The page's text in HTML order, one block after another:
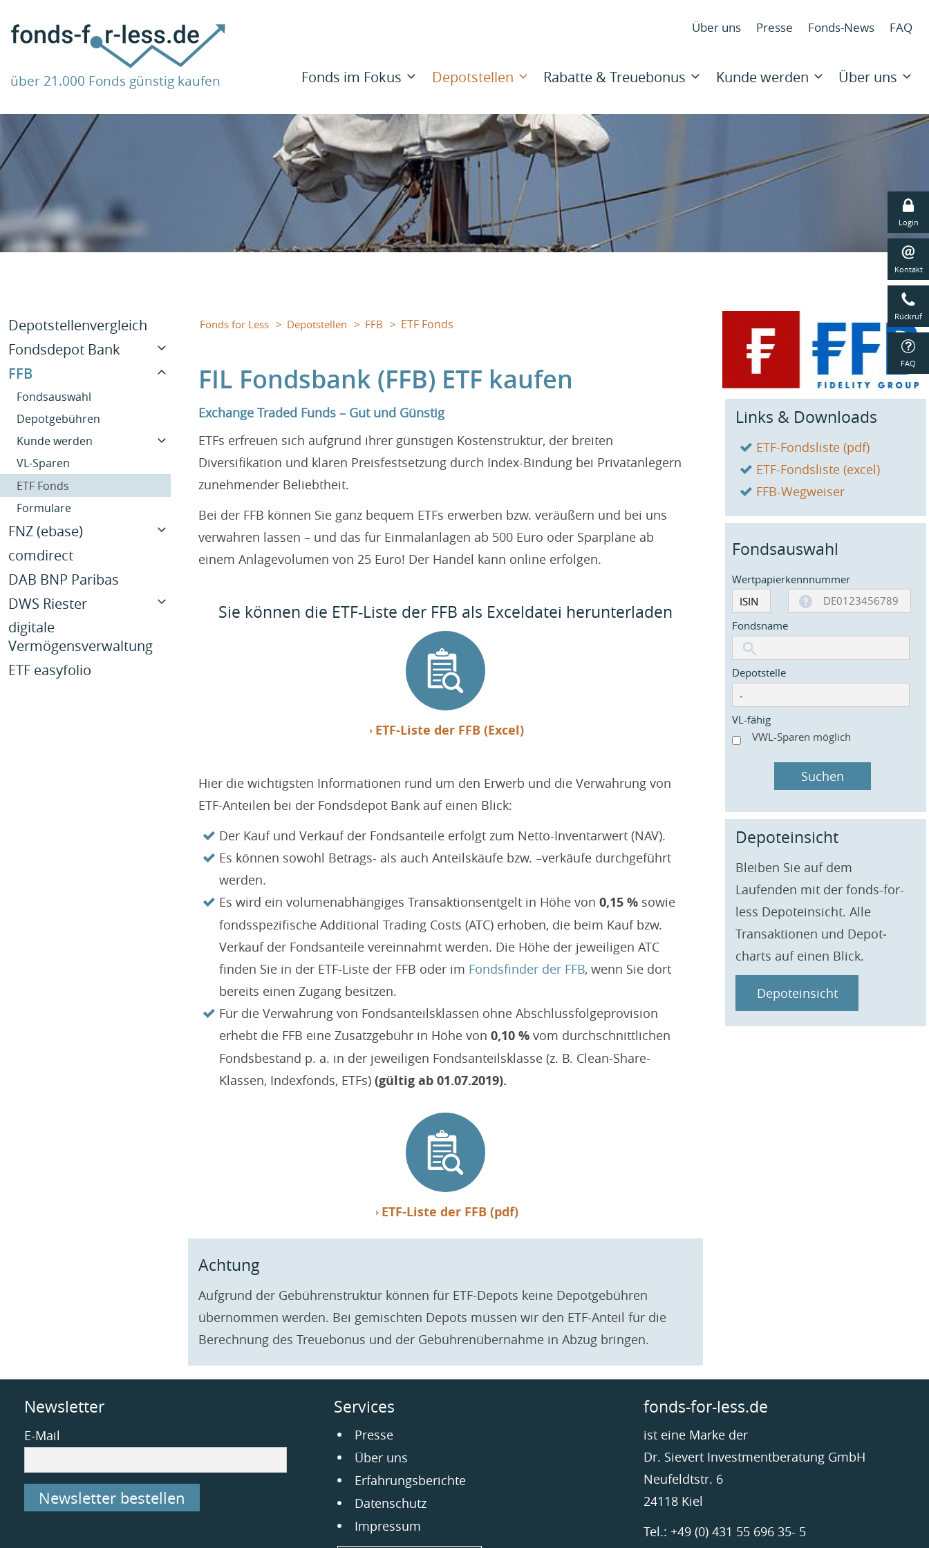
Über uns Presse Fonds-News FAQ
Fonds im Fokus Depotstellen Rabatte & Treuebonus Kunde werden Über uns
über 21.000 Fonds günstig kaufen
Login
Kontakt
Rückruf
FAQ
Fonds for Less Depotstellen FFB ETF Fonds
FIL Fondsbank (FFB) ETF kaufen
Exchange Traded Funds – Gut und Günstig
ETFs erfreuen sich aufgrund ihrer günstigen Kostenstruktur, der breiten
Diversifikation und klaren Preisfestsetzung durch Index-Bindung bei Privatanlegern
zunehmender Beliebtheit.
Bei der FFB können Sie ganz bequem ETFs erwerben bzw. veräußern und bei uns
verwahren lassen – und das für Einmalanlagen ab 500 Euro oder Sparpläne ab
einem Anlagevolumen von 25 Euro! Der Handel kann online erfolgen.
Sie können die ETF-Liste der FFB als Exceldatei herunterladen
ETF-Liste der FFB (Excel)
Hier die wichtigsten Informationen rund um den Erwerb und die Verwahrung von
ETF-Anteilen bei der Fondsdepot Bank auf einen Blick:
Der Kauf und Verkauf der Fondsanteile erfolgt zum Netto-Inventarwert (NAV).
Es können sowohl Betrags- als auch Anteilskäufe bzw. –verkäufe durchgeführt
werden.
Es wird ein volumenabhängiges Transaktionsentgelt in Höhe von 0,15 %sowie
fondsspezifische Additional Trading Costs (ATC) erhoben, die beim Kauf bzw.
Verkauf der Fondsanteile vereinnahmt werden. Die Höhe der jeweiligen ATC
finden Sie in der ETF-Liste der FFB oder im Fondsfinder der FFB, wenn Sie dort
bereits einen Zugang besitzen.
Für die Verwahrung von Fondsanteilsklassen ohne Abschlussfolgeprovision
erhebt die FFB eine Zusatzgebühr in Höhe von 0,10 %vom durchschnittlichen
Fondsbestand p. a. in der jeweiligen Fondsanteilsklasse (z. B. Clean-Share-
Klassen, Indexfonds, ETFs) (gültig ab 01.07.2019).
ETF-Liste der FFB (pdf)
Achtung
Aufgrund der Gebührenstruktur können für ETF-Depots keine Depotgebühren
übernommen werden. Bei gemischten Depots müssen wir den ETF-Anteil für die
Berechnung des Treuebonus und der Gebührenübernahme in Abzug bringen.
Navigation
überspringen
Depotstellenvergleich
Fondsdepot Bank
Fondsauswahl
Depotgebühren
Kunde werden (FodB)
Neuantrag (FodB)
Betreuerwechsel (FodB)
Depotübertrag (FodB)
VL-Sparen
ETF
Formulare
FFB
Fondsauswahl
Depotgebühren
Kunde werden
Neuantrag
Betreuerwechsel
Depotübertrag
VL-Sparen
ETF Fonds
Formulare
FNZ (ebase)
Fondsauswahl
Depotgebühren
Kunde werden
Neuantrag
Betreuerwechsel
Depotübertrag
VL-Sparen
VL-Sparen Zusatzdepot
ETF
Formulare
comdirect
DAB BNP Paribas
DWS Riester
Formulare Riester
digitale
Vermögensverwaltung
ETF easyfolio
Links & Downloads
ETF-Fondsliste (pdf)
ETF-Fondsliste (excel)
FFB-Wegweiser
Fondsauswahl
Wertpapierkennnummer
Fondsname
Depotstelle
VL-fähig
VWL-Sparen möglich
Suchen
Depoteinsicht
Bleiben Sie auf dem
Laufenden mit der fonds-for-
less Depot­einsicht. Alle
Transaktionen und Depot­
charts auf einen Blick.
Depoteinsicht
Newsletter
E-Mail
Newsletter bestellen
Services
Navigation
überspringen
Presse
Über uns
Erfahrungsberichte
Datenschutz
Impressum
fonds-for-less.de
ist eine Marke der
Dr. Sievert Investmentberatung GmbH
Neufeldtstr. 6
24118 Kiel
Tel.: +49 (0) 431 55 696 35- 5